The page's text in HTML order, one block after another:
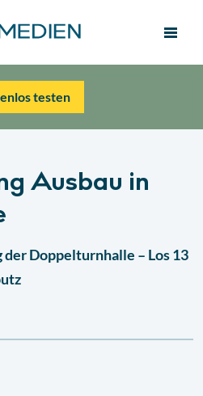
testen
Ausbau in
Doppelturnhalle – Los 13